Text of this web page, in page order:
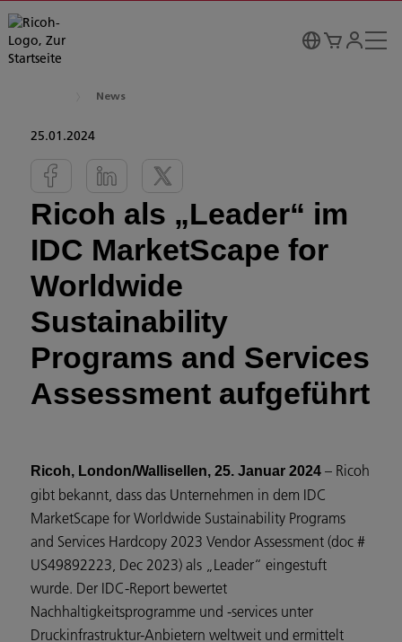
News
25.01.2024
Ricoh als „Leader“ im
IDC MarketScape for
Worldwide
Sustainability
Programs and Services
Assessment aufgeführt
Ricoh, London/Wallisellen, 25. Januar 2024 – Ricoh
gibt bekannt, dass das Unternehmen in dem IDC
MarketScape for Worldwide Sustainability Programs
and Services Hardcopy 2023 Vendor Assessment (doc #
US49892223, Dec 2023) als „Leader“ eingestuft
wurde. Der IDC-Report bewertet
Nachhaltigkeitsprogramme und -services unter
Druckinfrastruktur-Anbietern weltweit und ermittelt